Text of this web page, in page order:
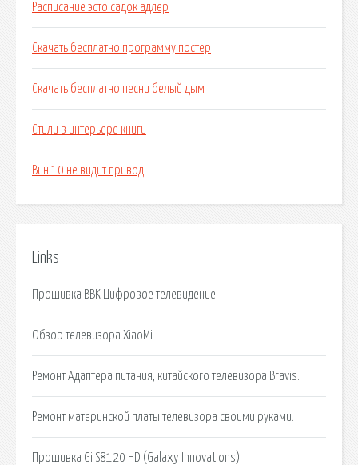
Расписание эсто садок адлер
Скачать бесплатно программу постер
Скачать бесплатно песни белый дым
Стили в интерьере книги
Вин 10 не видит привод
Links
Прошивка BBK Цифровое телевидение.
Обзор телевизора XiaoMi
Ремонт Адаптера питания, китайского телевизора Bravis.
Ремонт материнской платы телевизора своими руками.
Прошивка Gi S8120 HD (Galaxy Innovations).